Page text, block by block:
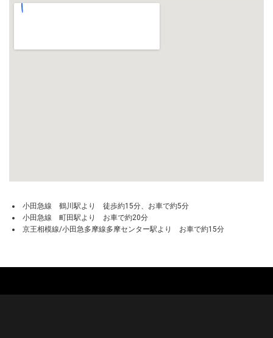
小田急線 鶴川駅より 徒歩約15分、お車で約5分
小田急線 町田駅より お車で約20分
京王相模線/小田急多摩線多摩センター駅より お車で約15分